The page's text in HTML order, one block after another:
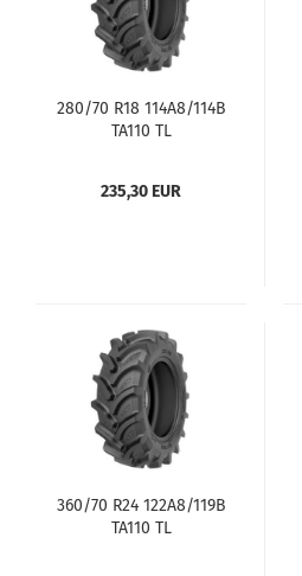
280/70 R18 114A8/114B
TA110 TL
235,30 EUR
360/70 R24 122A8/119B
TA110 TL